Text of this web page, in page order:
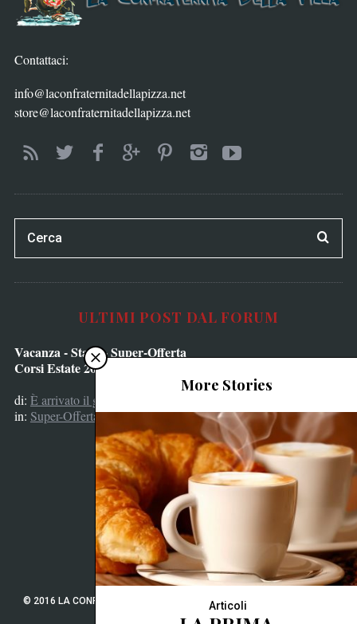
More Stories
Articoli
Contattaci:
info@laconfraternitadellapizza.net
store@laconfraternitadellapizza.net
ULTIMI POST DAL FORUM
Vacanza - Stage - Super-Offerta
Corsi Estate 2024
di: È arrivato il grinch
in: Super-Offerta Corsi Estate 2024
© 2016 LA CONFRATERNITA DELLA PIZZA - DESIGN:
ILGUFOBLU